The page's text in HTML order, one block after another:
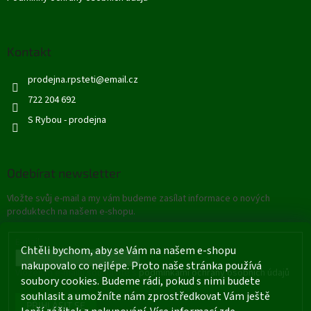
Chtěli bychom, aby se Vám na našem e-shopu
nakupovalo co nejlépe. Proto naše stránka používá
soubory cookies. Budeme rádi, pokud s nimi budete
souhlasit a umožníte nám zprostředkovat Vám ještě
Kontakt
prodejna.rpsteti@email.cz
722 204 692
S Rybou - prodejna
Odebírat newsletter
Vložte svůj e-mail a my vám budeme zasílat informace o nových
produktech na našem e-shopu.
Vložením e-mailu souhlasíte s podmínkami ochrany osobních údajů
PŘIHLÁSIT SE